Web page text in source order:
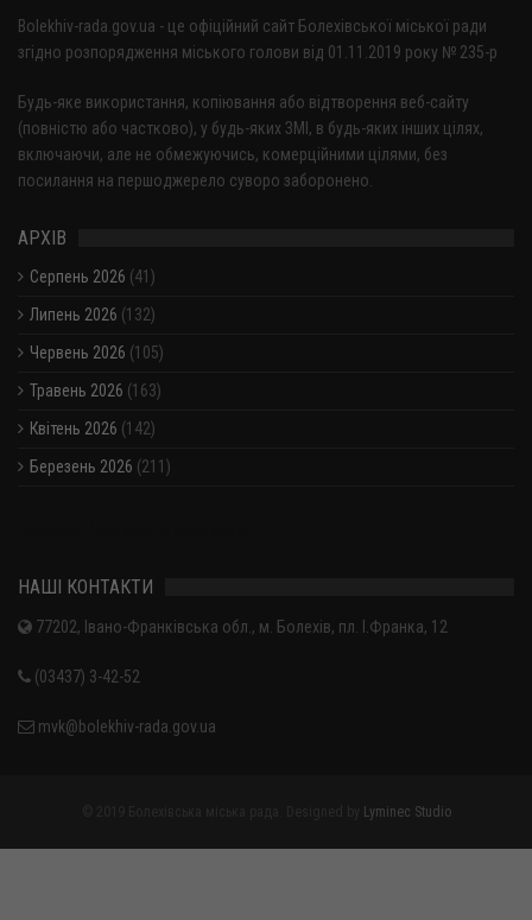
Bolekhiv-rada.gov.ua - це офіційний сайт Болехівської міської ради
згідно розпорядження міського голови від 01.11.2019 року № 235-р
Будь-яке використання, копіювання або відтворення веб-сайту
(повністю або частково), у будь-яких ЗМІ, в будь-яких інших цілях,
включаючи, але не обмежуючись, комерційними цілями, без
посилання на першоджерело суворо заборонено.
АРХІВ
Серпень 2026 (41)
Липень 2026 (132)
Червень 2026 (105)
Травень 2026 (163)
Квітень 2026 (142)
Березень 2026 (211)
НАШІ КОНТАКТИ
77202, Івано-Франківська обл., м. Болехів, пл. І.Франка, 12
(03437) 3-42-52
mvk@bolekhiv-rada.gov.ua
Lyminec Studio